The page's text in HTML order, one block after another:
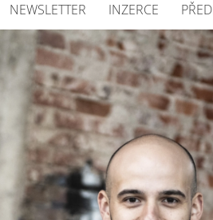
NEWSLETTER INZERCE